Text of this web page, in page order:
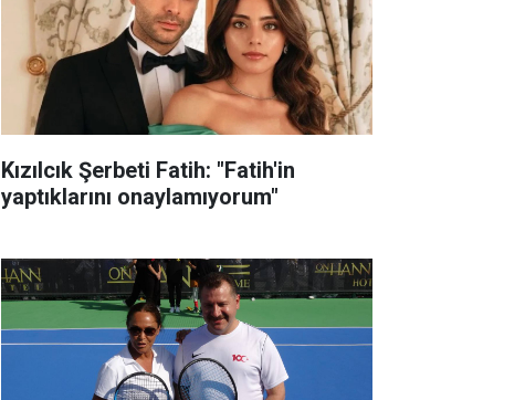
Kızılcık Şerbeti Fatih: "Fatih'in
yaptıklarını onaylamıyorum"